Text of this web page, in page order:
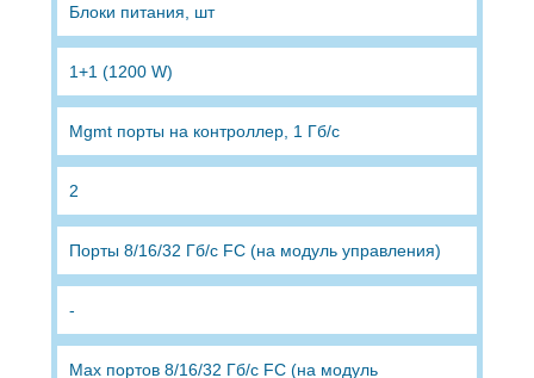
Блоки питания, шт
1+1 (1200 W)
Mgmt порты на контроллер, 1 Гб/c
2
Порты 8/16/32 Гб/c FС (на модуль управления)
-
Max портов 8/16/32 Гб/c FС (на модуль